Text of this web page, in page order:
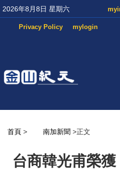
2026年8月8日 星期六
mylogin
Privacy Policy
首頁 > 南加新聞 >正文
台商韓光甫榮